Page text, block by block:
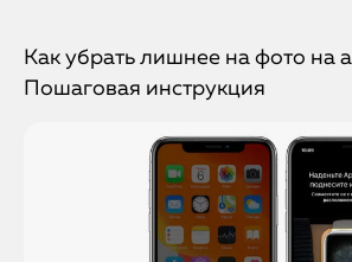
Как убрать лишнее на фото на
Пошаговая инструкция